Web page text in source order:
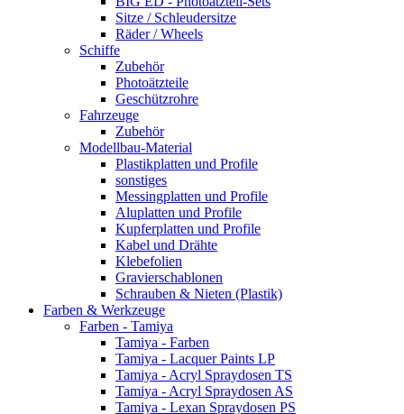
Sitze / Schleudersitze
Räder / Wheels
Schiffe
Zubehör
Photoätzteile
Geschützrohre
Fahrzeuge
Zubehör
Modellbau-Material
Plastikplatten und Profile
sonstiges
Messingplatten und Profile
Aluplatten und Profile
Kupferplatten und Profile
Kabel und Drähte
Klebefolien
Gravierschablonen
Schrauben & Nieten (Plastik)
Farben & Werkzeuge
Farben - Tamiya
Tamiya - Farben
Tamiya - Lacquer Paints LP
Tamiya - Acryl Spraydosen TS
Tamiya - Acryl Spraydosen AS
Tamiya - Lexan Spraydosen PS